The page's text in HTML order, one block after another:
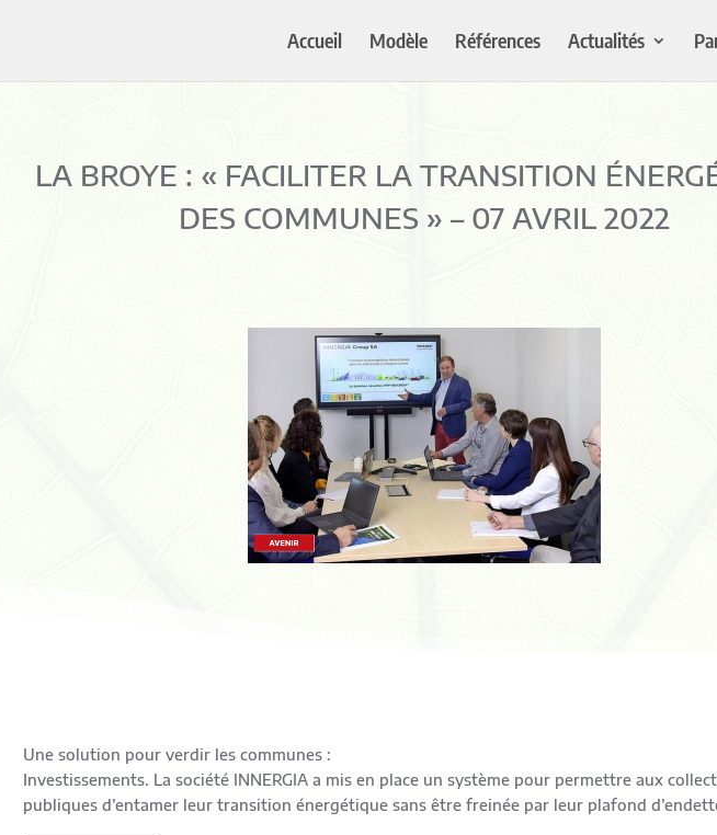
Accueil Modèle Références Actualités
LA BROYE : « FACILITER LA TRANSITION
DES COMMUNES » – 07 AVRIL 2022
Une solution pour verdir les communes :
Investissements. La société INNERGIA a mis en place un système pour permettre aux
publiques d’entamer leur transition énergétique sans être freinée par leur plafond